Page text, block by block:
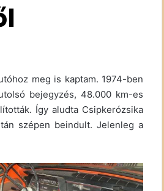
meg is kaptam. 1974-ben
bejegyzés, 48.000 km-es
Így aludta Csipkerózsika
szépen beindult. Jelenleg a